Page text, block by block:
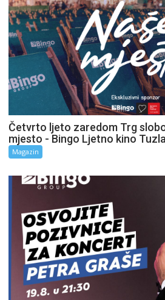
Četvrto ljeto zaredom Trg
mjesto - Bingo Ljetno kino Tuzla
Magazin